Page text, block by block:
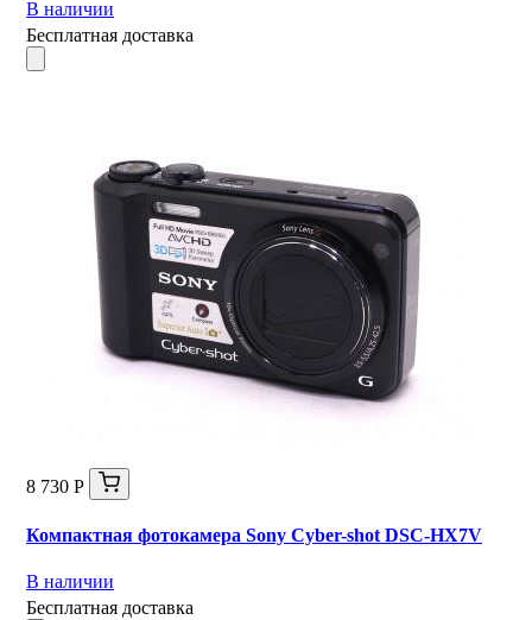
В наличии
Бесплатная доставка
8 730 Р
Компактная фотокамера Sony Cyber-shot DSC-HX7V
В наличии
Бесплатная доставка